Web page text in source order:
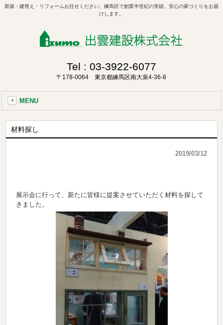
新築・建替え・リフォームお任せください。練馬区で創業半世紀の実績。安心の家づくりをお届
けします。
Tel : 03-3922-6077
〒178-0064 東京都練馬区南大泉4-36-8
MENU
材料探し
2019/03/12
展示会に行って、新たに皆様に提案させていただく材料を探して
きました。